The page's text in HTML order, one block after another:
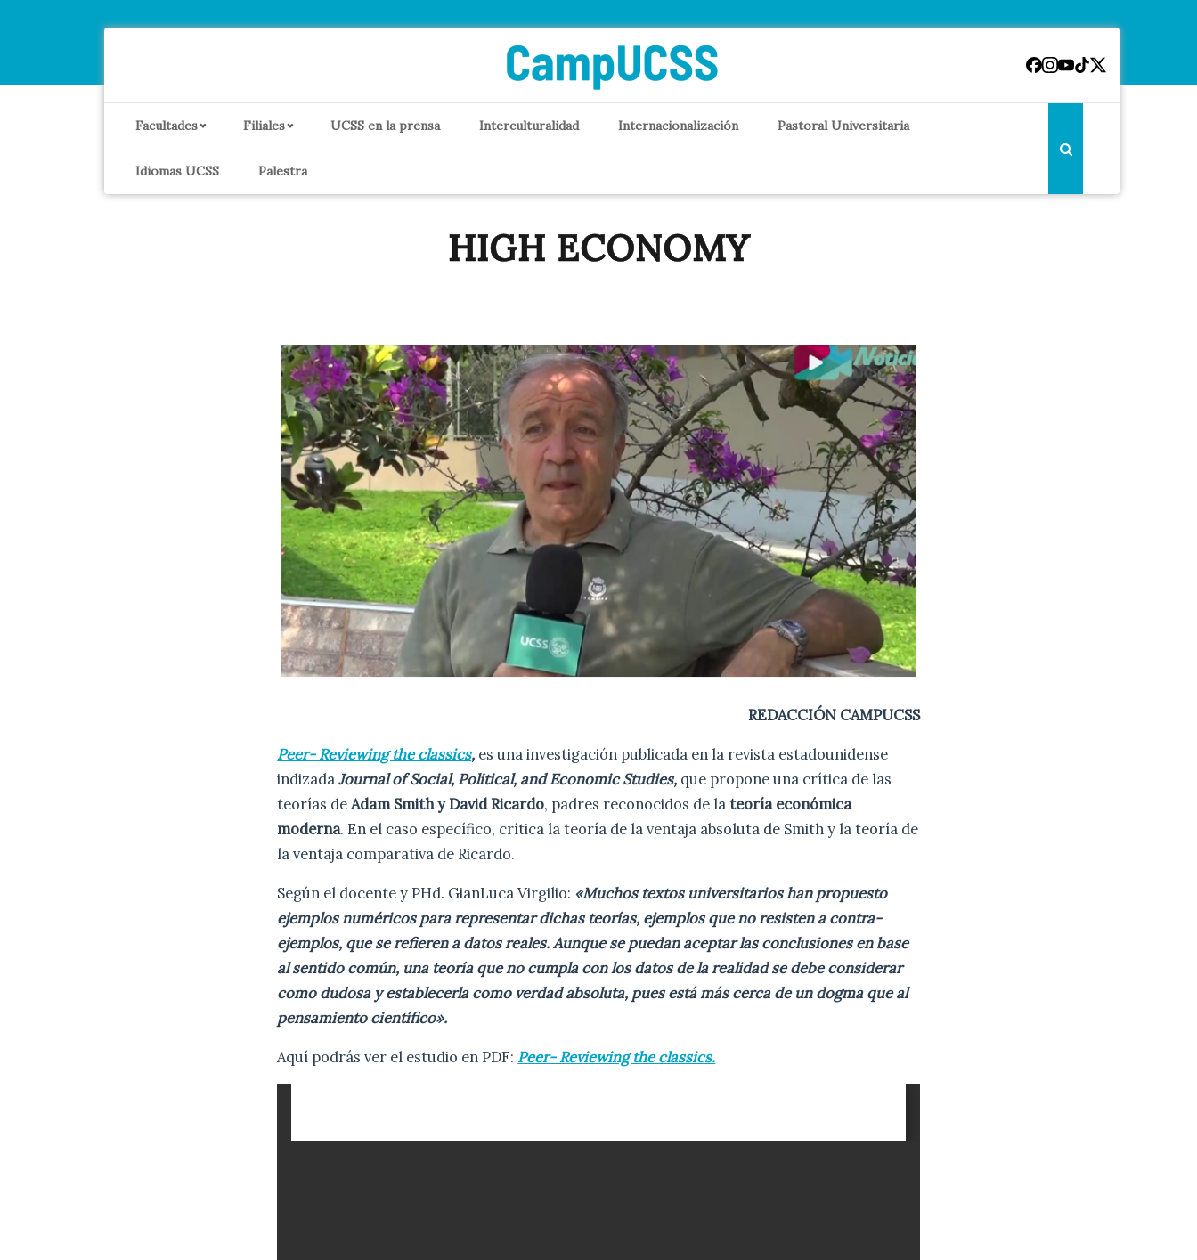
Facultades Filiales UCSS en la prensa Interculturalidad Internacionalización Pastoral Universitaria
Idiomas UCSS Palestra
HIGH ECONOMY
REDACCIÓN CAMPUCSS
Peer- Reviewing the classics, es una investigación publicada en la revista estadounidense
indizadaJournal of Social, Political, and Economic Studies, que propone una crítica de las
teorías deAdam Smith y David Ricardo, padres reconocidos de lateoría económica
moderna. En el caso específico, crítica la teoría de la ventaja absoluta de Smith y la teoría de
la ventaja comparativa de Ricardo.
Según el docente y PHd. GianLuca Virgilio: «Muchos textos universitarios han propuesto
ejemplos numéricos para representar dichas teorías, ejemplos que no resisten a contra-
ejemplos, que se refieren a datos reales. Aunque se puedan aceptar las conclusiones en base
al sentido común, una teoría que no cumpla con los datos de la realidad se debe considerar
como dudosa y establecerla como verdad absoluta, pues está más cerca de un dogma que al
pensamiento científico».
Aquí podrás ver el estudio en PDF: Peer- Reviewing the classics.